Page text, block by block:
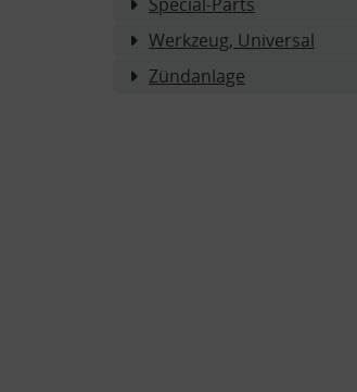
Werkzeug, Universal
Zündanlage